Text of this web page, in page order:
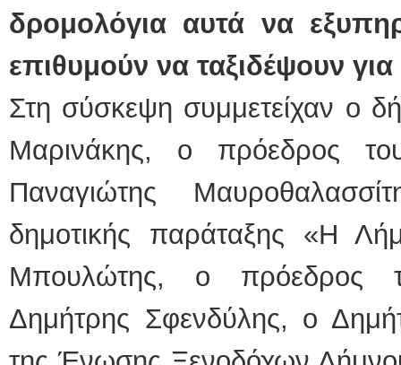
δρομολόγια αυτά να
επιθυμούν να ταξιδέψουν
Στη σύσκεψη συμμετείχαν ο
Μαρινάκης, ο πρόεδρος
Παναγιώτης
δημοτικής παράταξης «Η
Μπουλώτης, ο πρόεδρος
Δημήτρης Σφενδύλης, ο